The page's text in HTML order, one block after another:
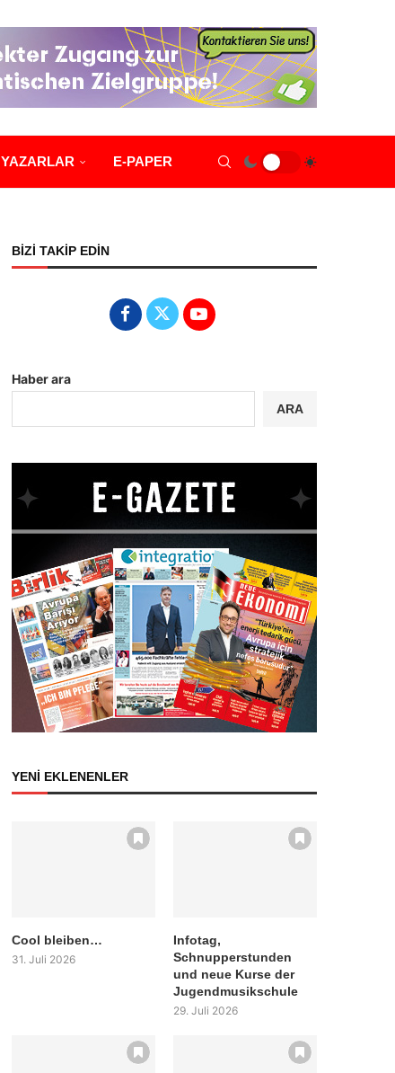
YAZARLAR E-PAPER
BİZİ TAKİP EDİN
Haber ara
ARA
YENİ EKLENENLER
Cool bleiben…
31. Juli 2026
Infotag,
Schnupperstunden
und neue Kurse der
Jugendmusikschule
29. Juli 2026